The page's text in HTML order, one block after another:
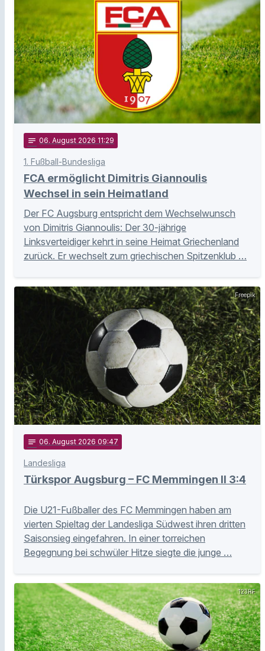
notes 06. August 2026 11:29
1. Fußball-Bundesliga
FCA ermöglicht Dimitris Giannoulis
Wechsel in sein Heimatland
Der FC Augsburg entspricht dem Wechselwunsch
von Dimitris Giannoulis: Der 30-jährige
Linksverteidiger kehrt in seine Heimat Griechenland
zurück. Er wechselt zum griechischen Spitzenklub …
Freepik
notes 06. August 2026 09:47
Landesliga
Türkspor Augsburg – FC Memmingen II 3:4
Die U21-Fußballer des FC Memmingen haben am
vierten Spieltag der Landesliga Südwest ihren dritten
Saisonsieg eingefahren. In einer torreichen
Begegnung bei schwüler Hitze siegte die junge …
123RF